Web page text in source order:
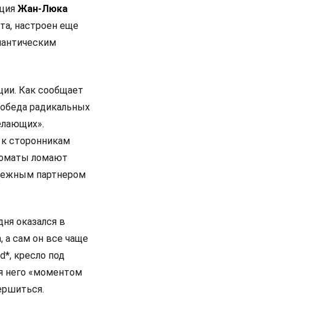
Жан-Люка
настроен еще
Как сообщает
радикальных
сторонникам
ломают
партнером
оказался в
а сам он все чаще
кресло под
него «моментом